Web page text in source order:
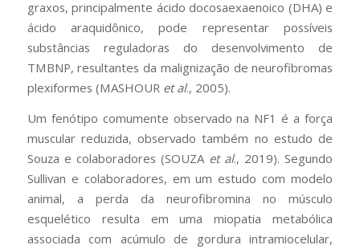
graxos, principalmente ácido docosaexaenoico (DHA) e
ácido araquidônico, pode representar possíveis
substâncias reguladoras do desenvolvimento de
TMBNP, resultantes da malignização de neurofibromas
plexiformes (MASHOUR et al., 2005).
Um fenótipo comumente observado na NF1 é a força
muscular reduzida, observado também no estudo de
Souza e colaboradores (SOUZA et al., 2019). Segundo
Sullivan e colaboradores, em um estudo com modelo
animal, a perda da neurofibromina no músculo
esquelético resulta em uma miopatia metabólica
associada com acúmulo de gordura intramiocelular,